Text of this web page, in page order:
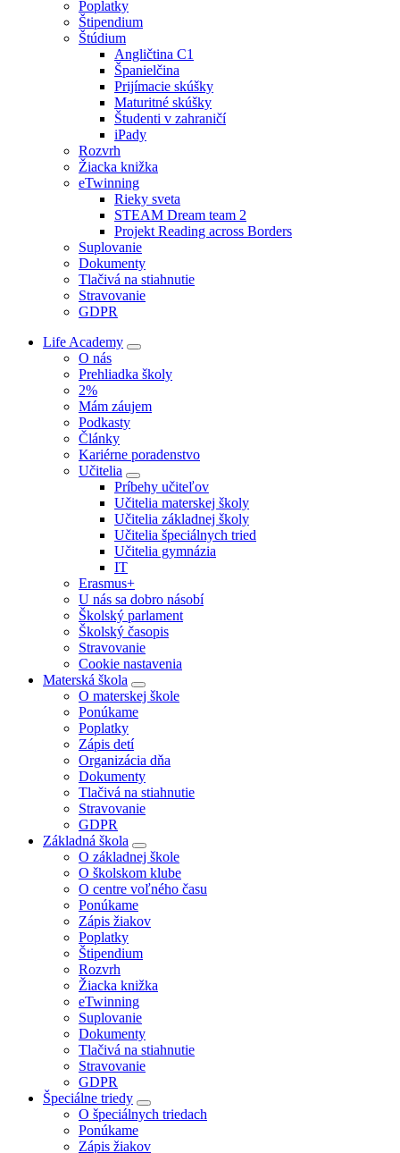
Poplatky
Štipendium
Štúdium
Angličtina C1
Španielčina
Prijímacie skúšky
Maturitné skúšky
Študenti v zahraničí
iPady
Rozvrh
Žiacka knižka
eTwinning
Rieky sveta
STEAM Dream team 2
Projekt Reading across Borders
Suplovanie
Dokumenty
Tlačivá na stiahnutie
Stravovanie
GDPR
Life Academy
O nás
Prehliadka školy
2%
Mám záujem
Podkasty
Články
Kariérne poradenstvo
Učitelia
Príbehy učiteľov
Učitelia materskej školy
Učitelia základnej školy
Učitelia špeciálnych tried
Učitelia gymnázia
IT
Erasmus+
U nás sa dobro násobí
Školský parlament
Školský časopis
Stravovanie
Cookie nastavenia
Materská škola
O materskej škole
Ponúkame
Poplatky
Zápis detí
Organizácia dňa
Dokumenty
Tlačivá na stiahnutie
Stravovanie
GDPR
Základná škola
O základnej škole
O školskom klube
O centre voľného času
Ponúkame
Zápis žiakov
Poplatky
Štipendium
Rozvrh
Žiacka knižka
eTwinning
Suplovanie
Dokumenty
Tlačivá na stiahnutie
Stravovanie
GDPR
Špeciálne triedy
O špeciálnych triedach
Ponúkame
Zápis žiakov